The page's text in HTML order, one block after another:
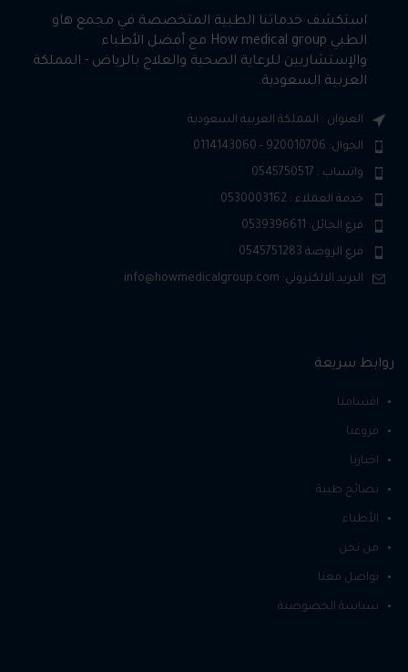
استكشف خدماتنا الطبية المتخصصة في مجمع هاو
الطبي How medical group مع أفضل الأطباء
والإستشاريين للرعاية الصحية والعلاج بالرياض - المملكة
العربية السعودية.
العنوان : المملكة العربية السعودية
الجوال: 920010706 - 0114143060
واتساب : 0545750517
خدمة العملاء : 0530003162
فرع الحائل: 0539396611
فرع الروضة 0545751283
البريد الالكتروني: info@howmedicalgroup.com
روابط سريعة
اقسامنا
فروعنا
اخبارنا
نصائح طبية
الأطباء
من نحن
تواصل معنا
سياسة الخصوصية